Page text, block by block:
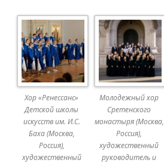
Хор «Ренессанс»
Детской школы
искусств им. И.С.
Баха (Москва,
Россия),
художественный
Молодежный хор
Сретенского
монастыря (Москва,
Россия),
художественный
руководитель и